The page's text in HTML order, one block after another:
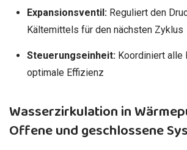
Expansionsventil:Reguliert den
Kältemittels für den nächsten Zyklus
Steuerungseinheit:Koordiniert alle
optimale Effizienz
Wasserzirkulation in
Offene und geschlossene